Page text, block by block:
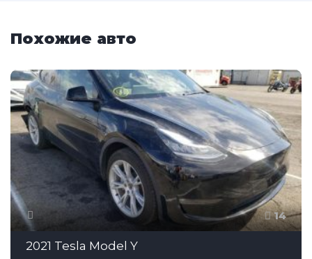
Похожие авто
14
2021 Tesla Model Y